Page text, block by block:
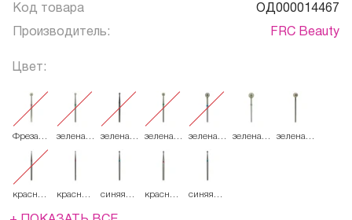
Код товара ОД000014467
Производитель: FRC Beauty
Цвет:
Фреза
Алмазная
Круглая
001
зеленая
зеленая
зеленая
зеленая
зеленая
зеленая
красная
красная
синяя
красная
синяя